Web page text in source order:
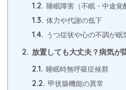
1.2. 睡眠障害（不眠・中途
1.3. 体力や代謝の低下
1.4. うつ症状や心の不調が眠
2. 放置しても大丈夫？病気が
2.1. 睡眠時無呼吸症候群
2.2. 甲状腺機能の異常